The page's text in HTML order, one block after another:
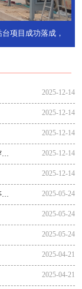
项目成功落成，
2025-12-14
2025-12-14
2025-12-14
2025-12-14
2025-12-14
2025-05-24
2025-05-24
2025-05-24
2025-04-21
2025-04-21